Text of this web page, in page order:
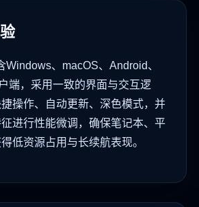
Windows、macOS、Android、
端，采用一致的界面与交互逻
操作、自动更新、深色模式，并
进行性能微调，确保笔记本、平
低资源占用与长续航表现。